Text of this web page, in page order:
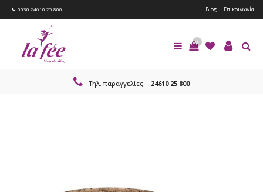
0030 24610 25 800 Blog Επικοινωνία
0
Τηλ. παραγγελίες 24610 25 800